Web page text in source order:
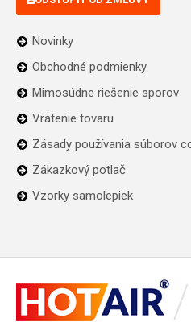
Novinky
Obchodné podmienky
Mimosúdne riešenie sporov
Vrátenie tovaru
Zásady používania súborov
Zákazkový potlač
Vzorky samolepiek